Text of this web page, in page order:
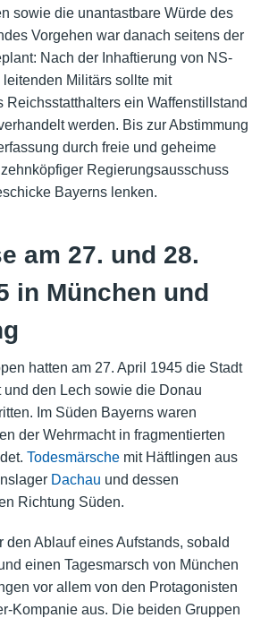
sowie die unantastbare Würde des
Vorgehen war danach seitens der
Nach der Inhaftierung von NS-
Militärs sollte mit
Reichsstatthalters ein Waffenstillstand
werden. Bis zur Abstimmung
durch freie und geheime
Regierungsausschuss
Bayerns lenken.
am 27. und 28.
in München und
hatten am 27. April 1945 die Stadt
und den Lech sowie die Donau
Im Süden Bayerns waren
der Wehrmacht in fragmentierten
Todesmärschemit Häftlingen aus
Dachau und dessen
Richtung Süden.
den Ablauf eines Aufstands, sobald
einen Tagesmarsch von München
vor allem von den Protagonisten
Kompanie aus. Die beiden Gruppen